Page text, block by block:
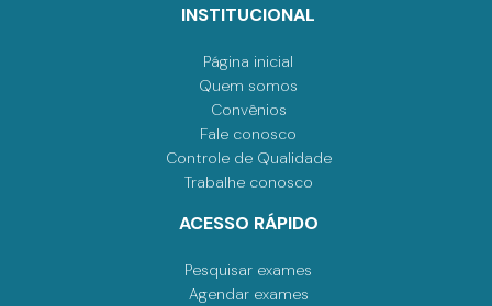
INSTITUCIONAL
Página inicial
Quem somos
Convênios
Fale conosco
Controle de Qualidade
Trabalhe conosco
ACESSO RÁPIDO
Pesquisar exames
Agendar exames